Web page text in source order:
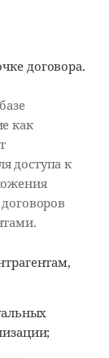
договора.
как
доступа к